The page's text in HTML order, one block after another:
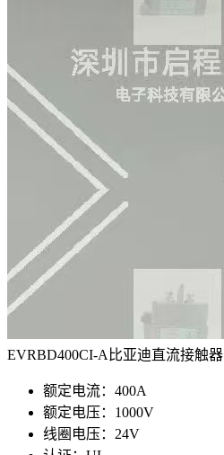
EVRBD400CI-A比亚迪直流接触器
额定电流：400A
额定电压：1000V
线圈电压：24V